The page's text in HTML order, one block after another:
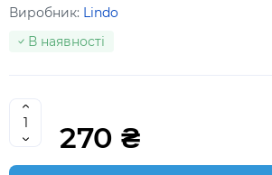
Виробник: Lindo
В наявності
270 ₴